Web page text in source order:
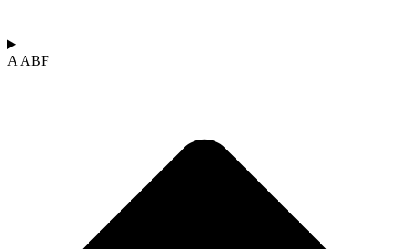
A ABF